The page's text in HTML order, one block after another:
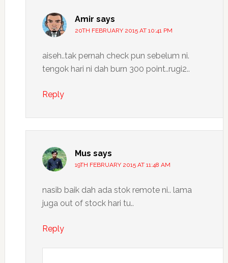
Amir says
20TH FEBRUARY 2015 AT 10:41 PM
aiseh..tak pernah check pun sebelum ni.
tengok hari ni dah burn 300 point..rugi2..
Reply
Mus says
19TH FEBRUARY 2015 AT 11:48 AM
nasib baik dah ada stok remote ni.. lama
juga out of stock hari tu..
Reply